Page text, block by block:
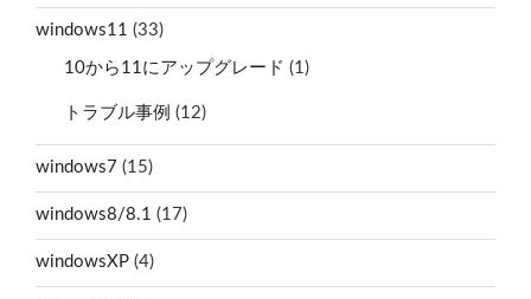
windows11 (33)
10から11にアップグレード (1)
トラブル事例 (12)
windows7 (15)
windows8/8.1 (17)
windowsXP (4)